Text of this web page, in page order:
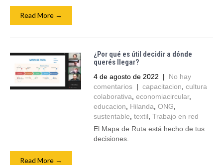
Read More →
¿Por qué es útil decidir a dónde
querés llegar?
4 de agosto de 2022 | No hay
comentarios | capacitacion cultura
colaborativa economiacircular,
educacion
Hilanda ONG
sustentable textil Trabajo en red
El Mapa de Ruta está hecho de tus
decisiones.
Read More →